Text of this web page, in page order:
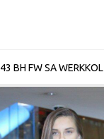
43 BH FW SA WERKKOL